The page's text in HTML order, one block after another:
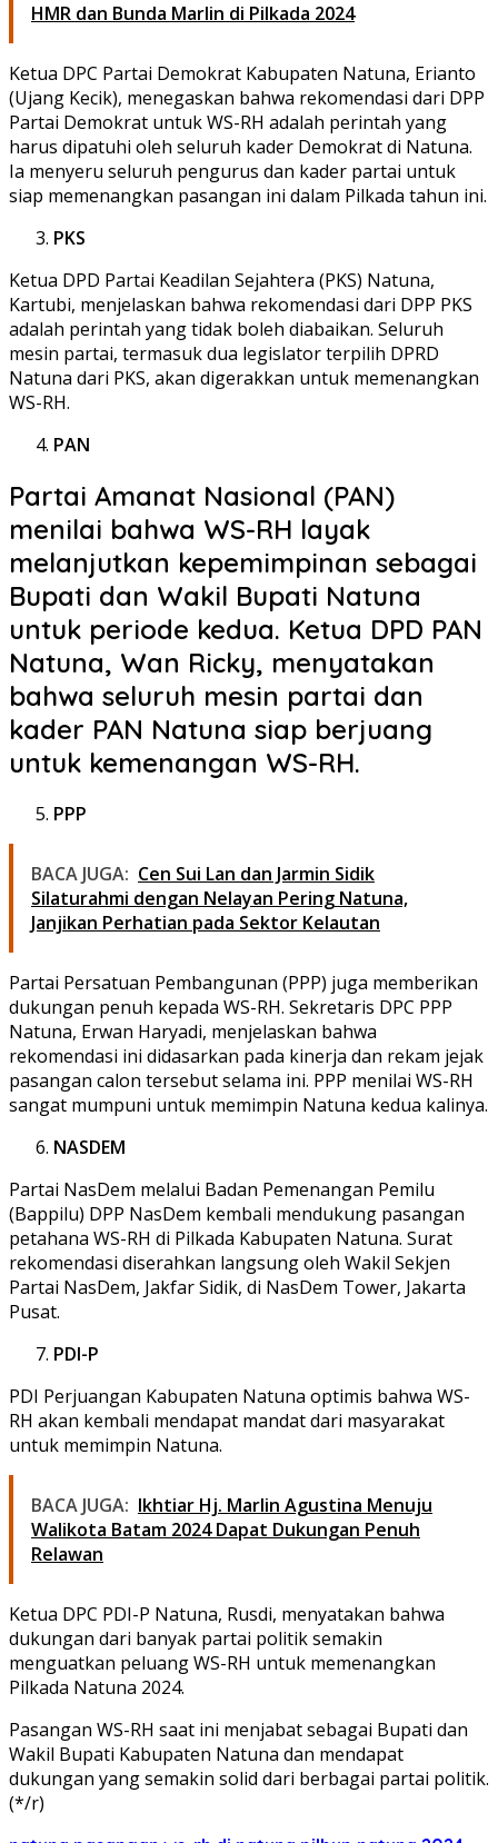
HMR dan Bunda Marlin di Pilkada 2024
Ketua DPC Partai Demokrat Kabupaten Natuna, Erianto
(Ujang Kecik), menegaskan bahwa rekomendasi dari DPP
Partai Demokrat untuk WS-RH adalah perintah yang
harus dipatuhi oleh seluruh kader Demokrat di Natuna.
Ia menyeru seluruh pengurus dan kader partai untuk
siap memenangkan pasangan ini dalam Pilkada tahun ini.
PKS
Ketua DPD Partai Keadilan Sejahtera (PKS) Natuna,
Kartubi, menjelaskan bahwa rekomendasi dari DPP PKS
adalah perintah yang tidak boleh diabaikan. Seluruh
mesin partai, termasuk dua legislator terpilih DPRD
Natuna dari PKS, akan digerakkan untuk memenangkan
WS-RH.
PAN
Partai Amanat Nasional (PAN)
menilai bahwa WS-RH layak
melanjutkan kepemimpinan sebagai
Bupati dan Wakil Bupati Natuna
untuk periode kedua. Ketua DPD PAN
Natuna, Wan Ricky, menyatakan
bahwa seluruh mesin partai dan
kader PAN Natuna siap berjuang
untuk kemenangan WS-RH.
PPP
BACA JUGA: Cen Sui Lan dan Jarmin Sidik
Silaturahmi dengan Nelayan Pering Natuna,
Janjikan Perhatian pada Sektor Kelautan
Partai Persatuan Pembangunan (PPP) juga memberikan
dukungan penuh kepada WS-RH. Sekretaris DPC PPP
Natuna, Erwan Haryadi, menjelaskan bahwa
rekomendasi ini didasarkan pada kinerja dan rekam jejak
pasangan calon tersebut selama ini. PPP menilai WS-RH
sangat mumpuni untuk memimpin Natuna kedua kalinya.
NASDEM
Partai NasDem melalui Badan Pemenangan Pemilu
(Bappilu) DPP NasDem kembali mendukung pasangan
petahana WS-RH di Pilkada Kabupaten Natuna. Surat
rekomendasi diserahkan langsung oleh Wakil Sekjen
Partai NasDem, Jakfar Sidik, di NasDem Tower, Jakarta
Pusat.
PDI-P
PDI Perjuangan Kabupaten Natuna optimis bahwa WS-
RH akan kembali mendapat mandat dari masyarakat
untuk memimpin Natuna.
BACA JUGA: Ikhtiar Hj. Marlin Agustina Menuju
Walikota Batam 2024 Dapat Dukungan Penuh
Relawan
Ketua DPC PDI-P Natuna, Rusdi, menyatakan bahwa
dukungan dari banyak partai politik semakin
menguatkan peluang WS-RH untuk memenangkan
Pilkada Natuna 2024.
Pasangan WS-RH saat ini menjabat sebagai Bupati dan
Wakil Bupati Kabupaten Natuna dan mendapat
dukungan yang semakin solid dari berbagai partai politik.
(*/r)